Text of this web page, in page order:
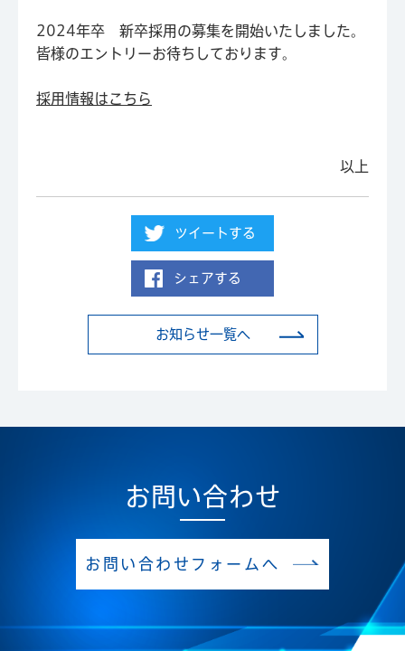
2024年卒 新卒採用の募集を開始いたしました。
皆様のエントリーお待ちしております。
採用情報はこちら
以上
ツイートする
シェアする
お知らせ一覧へ
お問い合わせ
お問い合わせフォームへ